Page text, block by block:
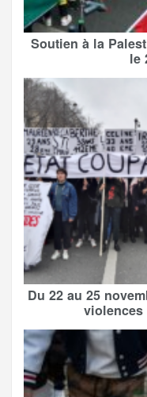
Soutien à la
le
Du 22 au 25
violences